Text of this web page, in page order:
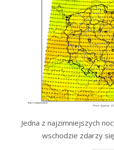
Jedna z najzimniejszych
wschodzie zdarzy